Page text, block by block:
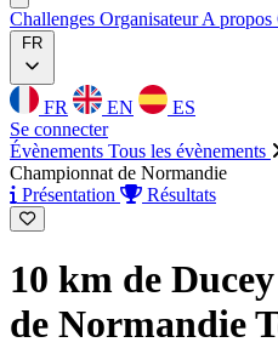
Challenges OrganisateurA propos
FR
FR EN
ES
Se connecter
Évènements Tous les évènements
Championnat de Normandie
Présentation
Résultats
10 km de
de Normandie